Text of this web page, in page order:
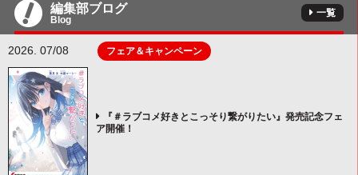
編集部ブログ
Blog
一覧
2026. 07/08 フェア＆キャンペーン
『＃ラブコメ好きとこっそり繋がりたい』発売記念フェ
ア開催！